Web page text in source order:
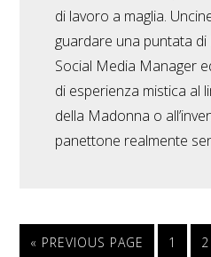
di lavoro a maglia.
guardare una puntata di
Social Media Manager
di esperienza mistica al
della Madonna o
panettone realmente
« PREVIOUS PAGE 1 2